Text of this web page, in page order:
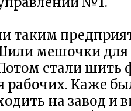
таким
мешочки для
стали шить
рабочих. Каже
на завод и